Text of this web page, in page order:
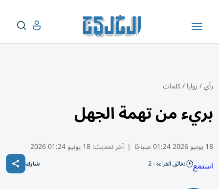
رأي/زوايا/كلمات
بريء من تهمة الجهل
18 يونيو 2026 01:24 صباحًا | آخر تحديث:18 يونيو 01:24 2026
استمع دقائق القراءة - 2 شارك